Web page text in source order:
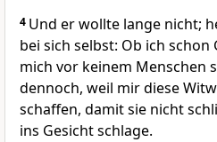
4 Und er wollte lange nicht;
bei sich selbst: Ob ich
mich vor keinem Menschen
dennoch, weil mir diese
schaffen, damit sie nicht
ins Gesicht schlage.